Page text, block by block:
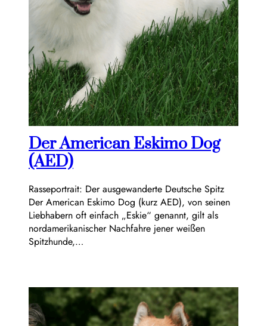
Der American Eskimo Dog
(AED)
Rasseportrait: Der ausgewanderte Deutsche Spitz
Der American Eskimo Dog (kurz AED), von seinen
Liebhabern oft einfach „Eskie“ genannt, gilt als
nordamerikanischer Nachfahre jener weißen
Spitzhunde,…